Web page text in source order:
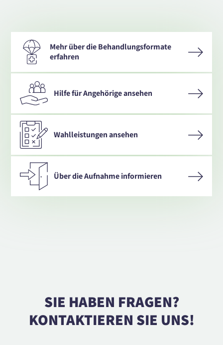
Mehr über die Behandlungsformate
erfahren
Hilfe für Angehörige ansehen
Wahlleistungen ansehen
Über die Aufnahme informieren
SIE HABEN FRAGEN?
KONTAKTIEREN SIE UNS!